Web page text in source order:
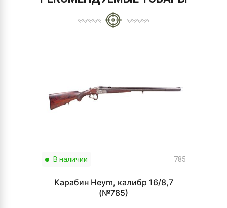
В наличии 785
Карабин Heym, калибр 16/8,7
(№785)